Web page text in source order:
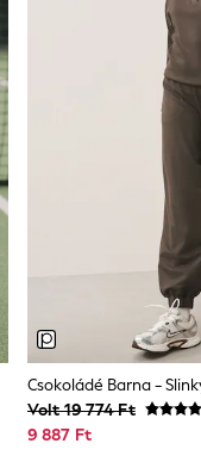
Csokoládé Barna -
Volt 19 774 Ft
9 887 Ft